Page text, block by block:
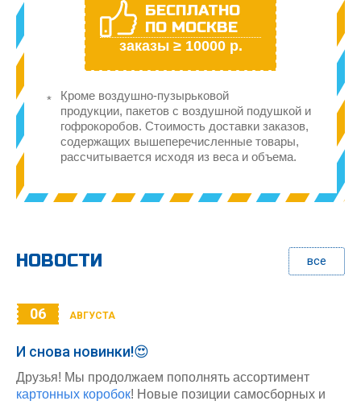
БЕСПЛАТНО
ПО МОСКВЕ
заказы ≥ 10000 р.
Кроме воздушно-пузырьковой
продукции, пакетов с воздушной подушкой и
гофрокоробов. Стоимость доставки заказов,
содержащих вышеперечисленные товары,
рассчитывается исходя из веса и объема.
НОВОСТИ все
06 АВГУСТА
И снова новинки!😍
Друзья! Мы продолжаем пополнять ассортимент
картонных коробок! Новые позиции самосборных и